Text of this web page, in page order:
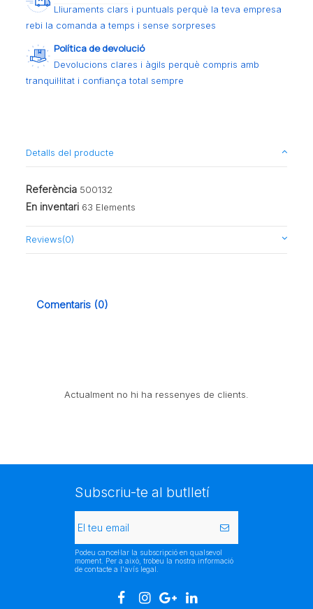
Lliuraments clars i puntuals perquè la teva empresa
rebi la comanda a temps i sense sorpreses
Política de devolució
Devolucions clares i àgils perquè compris amb
tranquil·litat i confiança total sempre
Detalls del producte
Referència 500132
En inventari 63 Elements
Reviews(0)
Comentaris (0)
Actualment no hi ha ressenyes de clients.
Subscriu-te al butlletí
Podeu cancel·lar la subscripció en qualsevol
moment. Per a això, trobeu la nostra informació
de contacte a l'avís legal.